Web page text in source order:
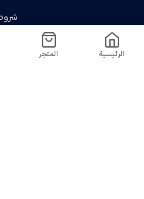
سياسة
الرئيسية المتجر